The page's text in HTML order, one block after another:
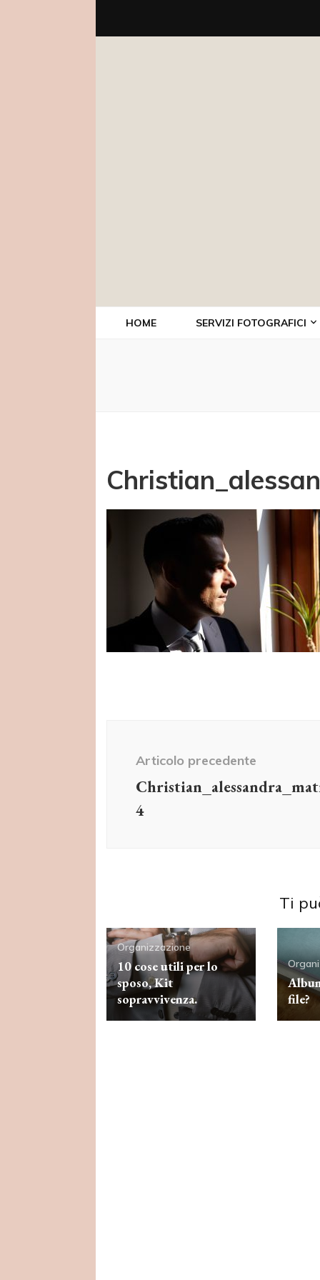
HOME SERVIZI FOTOGRAFICI
articolo
Articolo precedente
4
Ti
Organizzazione
10 cose utili per lo
sposo, Kit
sopravvivenza.
file?